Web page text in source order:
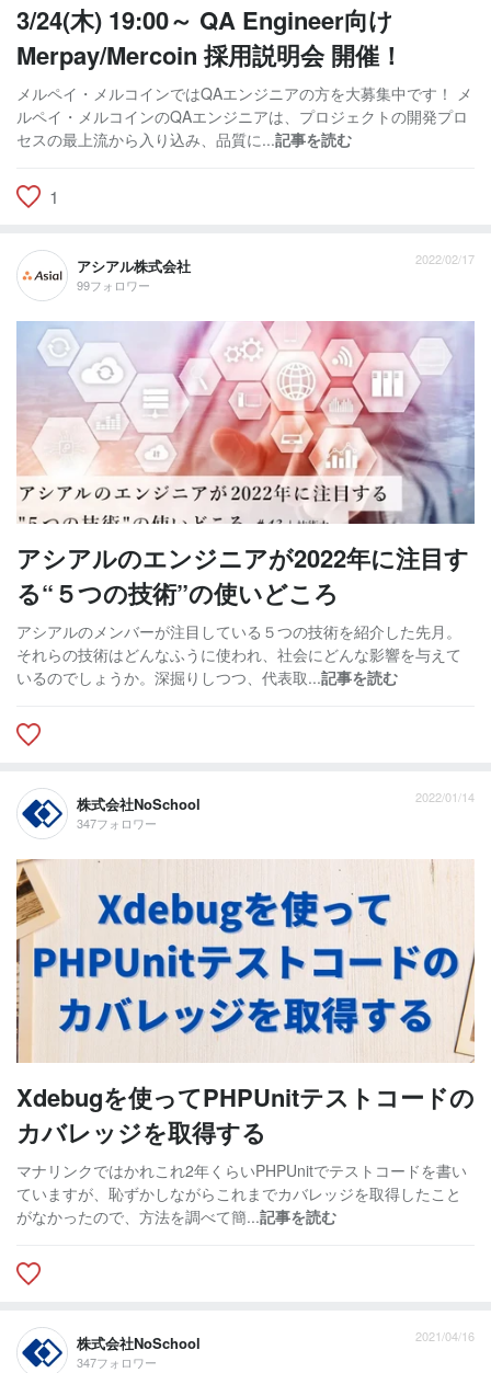
3/24(木) 19:00～ QA Engineer向け
Merpay/Mercoin 採用説明会 開催！
メルペイ・メルコインではQAエンジニアの方を大募集中です！ メ
ルペイ・メルコインのQAエンジニアは、プロジェクトの開発プロ
セスの最上流から入り込み、品質に...記事を読む
1
アシアル株式会社
99フォロワー
2022/02/17
アシアルのエンジニアが2022年に注目す
る“５つの技術”の使いどころ
アシアルのメンバーが注目している５つの技術を紹介した先月。
それらの技術はどんなふうに使われ、社会にどんな影響を与えて
いるのでしょうか。深掘りしつつ、代表取...記事を読む
株式会社NoSchool
347フォロワー
2022/01/14
Xdebugを使ってPHPUnitテストコードの
カバレッジを取得する
マナリンクではかれこれ2年くらいPHPUnitでテストコードを書い
ていますが、恥ずかしながらこれまでカバレッジを取得したこと
がなかったので、方法を調べて簡...記事を読む
株式会社NoSchool
347フォロワー
2021/04/16